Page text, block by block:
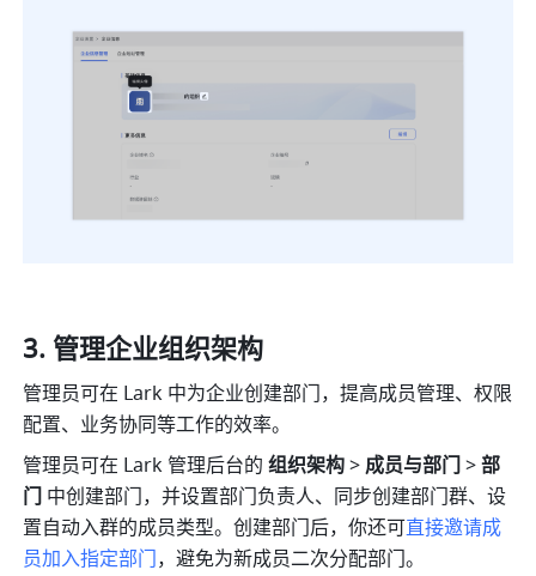
管理企业组织架构
管理员可在 Lark 中为企业创建部门，提高成员管理、权限
配置、业务协同等工作的效率。
管理员可在 Lark 管理后台的 组织架构 > 成员与部门 > 部
门 中创建部门，并设置部门负责人、同步创建部门群、设
置自动入群的成员类型。创建部门后，你还可直接邀请成
员加入指定部门，避免为新成员二次分配部门。